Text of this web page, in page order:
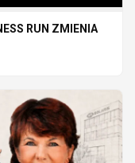
RUN ZMIENIA